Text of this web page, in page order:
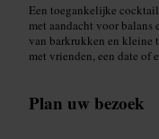
Een toegankelijke
met aandacht voor balans
van barkrukken en kleine
met vrienden, een date of
Plan uw bezoek